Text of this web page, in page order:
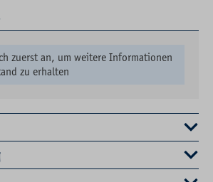
zuerst an, um weitere Informationen
zu erhalten